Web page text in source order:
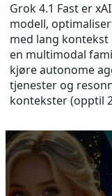
Grok 4.1 Fast er
modell,
med lang kontekst
en multimodal
kjøre autonome
tjenester og
kontekster (opptil